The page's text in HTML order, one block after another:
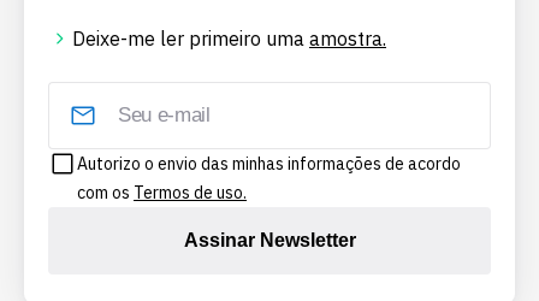
Deixe-me ler primeiro uma amostra.
Autorizo o envio das minhas informações de acordo
com os Termos de uso.
Assinar Newsletter